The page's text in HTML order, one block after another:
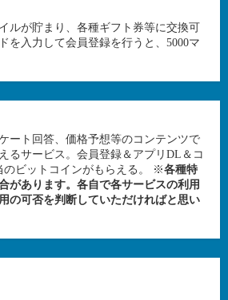
ルが貯まり、各種ギフト券等に交換可
を入力して会員登録を行うと、5000マ
ート回答、価格予想等のコンテンツで
るサービス。会員登録＆アプリDL＆コ
のビットコインがもらえる。 ※各種特
があります。各自で各サービスの利用
の可否を判断していただければと思い